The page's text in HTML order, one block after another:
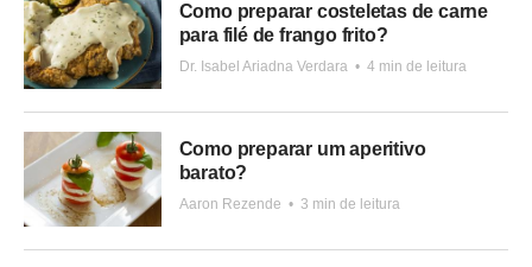
Como preparar costeletas de carne
para filé de frango frito?
Dr. Isabel Ariadna Verdara • 4 min de leitura
Como preparar um aperitivo
barato?
Aaron Rezende • 3 min de leitura